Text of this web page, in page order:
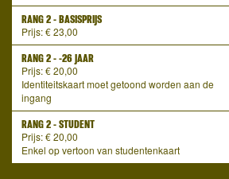
RANG 2 - BASISPRIJS
Prijs: € 23,00
RANG 2 - -26 JAAR
Prijs: € 20,00
Identiteitskaart moet getoond worden aan de
ingang
RANG 2 - STUDENT
Prijs: € 20,00
Enkel op vertoon van studentenkaart